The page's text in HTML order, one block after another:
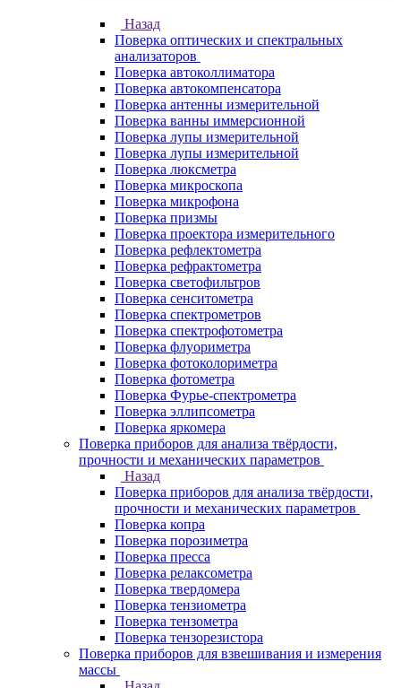
Назад
Поверка оптических и спектральных
анализаторов
Поверка автоколлиматора
Поверка автокомпенсатора
Поверка антенны измерительной
Поверка ванны иммерсионной
Поверка лупы измерительной
Поверка лупы измерительной
Поверка люксметра
Поверка микроскопа
Поверка микрофона
Поверка призмы
Поверка проектора измерительного
Поверка рефлектометра
Поверка рефрактометра
Поверка светофильтров
Поверка сенситометра
Поверка спектрометров
Поверка спектрофотометра
Поверка флуориметра
Поверка фотоколориметра
Поверка фотометра
Поверка Фурье-спектрометра
Поверка эллипсометра
Поверка яркомера
Поверка приборов для анализа твёрдости,
прочности и механических параметров
Назад
Поверка приборов для анализа твёрдости,
прочности и механических параметров
Поверка копра
Поверка порозиметра
Поверка пресса
Поверка релаксометра
Поверка твердомера
Поверка тензиометра
Поверка тензометра
Поверка тензорезистора
Поверка приборов для взвешивания и измерения
массы